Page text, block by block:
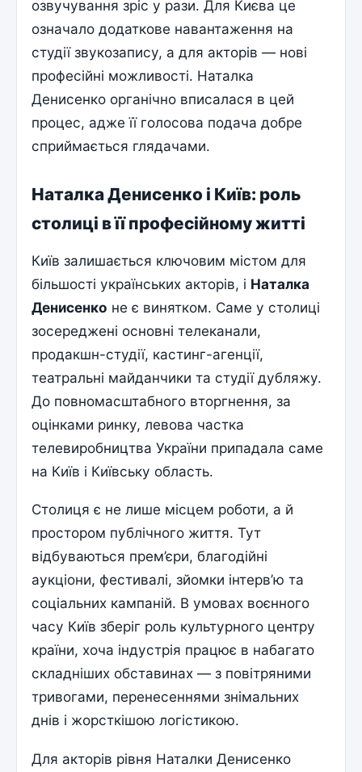
озвучування зріс у рази. Для Києва це
означало додаткове навантаження на
студії звукозапису, а для акторів — нові
професійні можливості. Наталка
Денисенко органічно вписалася в цей
процес, адже її голосова подача добре
сприймається глядачами.
Наталка Денисенко і Київ: роль
столиці в її професійному житті
Київ залишається ключовим містом для
більшості українських акторів, і Наталка
Денисенко не є винятком. Саме у столиці
зосереджені основні телеканали,
продакшн-студії, кастинг-агенції,
театральні майданчики та студії дубляжу.
До повномасштабного вторгнення, за
оцінками ринку, левова частка
телевиробництва України припадала саме
на Київ і Київську область.
Столиця є не лише місцем роботи, а й
простором публічного життя. Тут
відбуваються прем’єри, благодійні
аукціони, фестивалі, зйомки інтерв’ю та
соціальних кампаній. В умовах воєнного
часу Київ зберіг роль культурного центру
країни, хоча індустрія працює в набагато
складніших обставинах — з повітряними
тривогами, перенесеннями знімальних
днів і жорсткішою логістикою.
Для акторів рівня Наталки Денисенко